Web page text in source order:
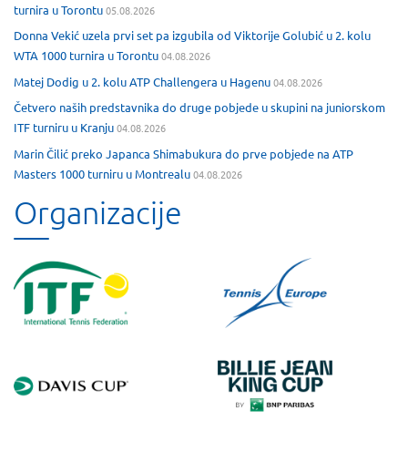
turnira u Torontu05.08.2026
Donna Vekić uzela prvi set pa izgubila od Viktorije Golubić u 2. kolu
WTA 1000 turnira u Torontu04.08.2026
Matej Dodig u 2. kolu ATP Challengera u Hagenu04.08.2026
Četvero naših predstavnika do druge pobjede u skupini na juniorskom
ITF turniru u Kranju04.08.2026
Marin Čilić preko Japanca Shimabukura do prve pobjede na ATP
Masters 1000 turniru u Montrealu04.08.2026
Organizacije